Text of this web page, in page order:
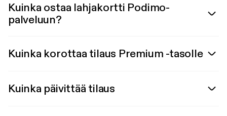
Kuinka ostaa lahjakortti Podimo-
palveluun?
Kuinka korottaa tilaus Premium -tasolle
Kuinka päivittää tilaus